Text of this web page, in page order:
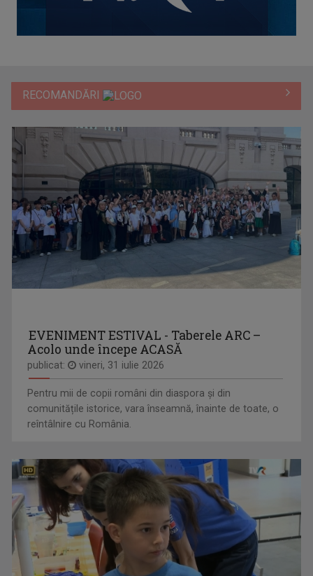
RECOMANDĂRI
EVENIMENT ESTIVAL - Taberele ARC –
Acolo unde începe ACASĂ
publicat: vineri, 31 iulie 2026
Pentru mii de copii români din diaspora și din
comunitățile istorice, vara înseamnă, înainte de toate, o
reîntâlnire cu România.